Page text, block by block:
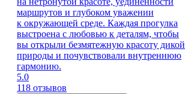
маршрутов и глубоком уважении
к окружающей среде. Каждая прогулка
выстроена с любовью к деталям, чтобы
вы открыли безмятежную красоту дикой
природы и почувствовали внутреннюю
гармонию.
5.0
118 отзывов